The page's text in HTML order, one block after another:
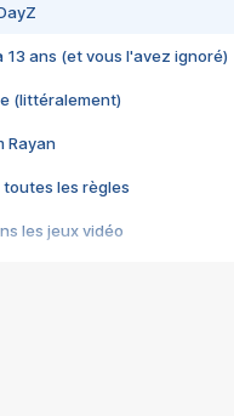
13 ans (et vous l'avez ignoré)
(littéralement)
Rayan
toutes les règles
les jeux vidéo